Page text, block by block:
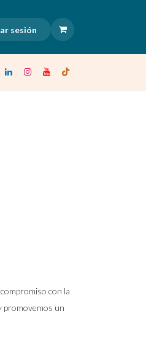
sesión
con la
promovemos un